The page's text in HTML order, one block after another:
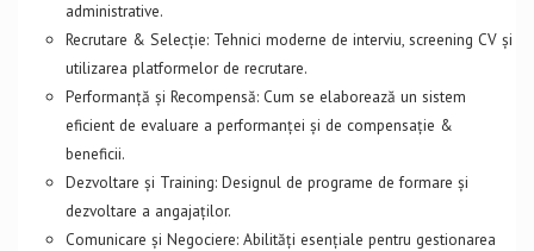
administrative.
Recrutare & Selecție: Tehnici moderne de interviu, screening CV și
utilizarea platformelor de recrutare.
Performanță și Recompensă: Cum se elaborează un sistem
eficient de evaluare a performanței și de compensație &
beneficii.
Dezvoltare și Training: Designul de programe de formare și
dezvoltare a angajaților.
Comunicare și Negociere: Abilități esențiale pentru gestionarea